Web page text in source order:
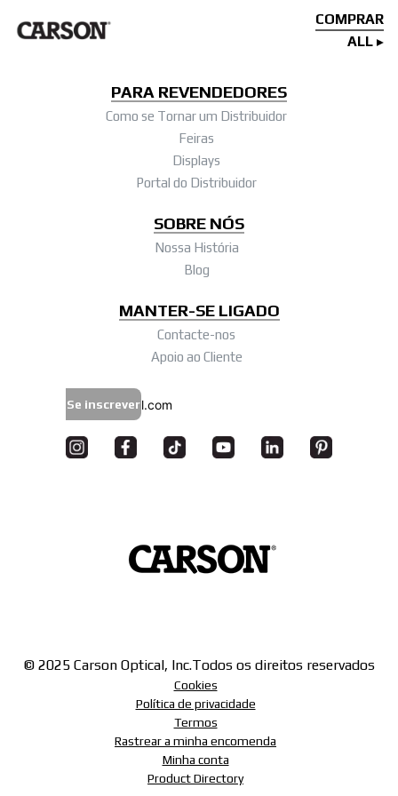
COMPRAR
ALL
PARA REVENDEDORES
Como se Tornar um Distribuidor
Feiras
Displays
Portal do Distribuidor
SOBRE NÓS
Nossa História
Blog
MANTER-SE LIGADO
Contacte-nos
Apoio ao Cliente
Se inscrever
© 2025 Carson Optical, Inc.Todos os direitos reservados
Cookies
Política de privacidade
Termos
Rastrear a minha encomenda
Minha conta
Product Directory